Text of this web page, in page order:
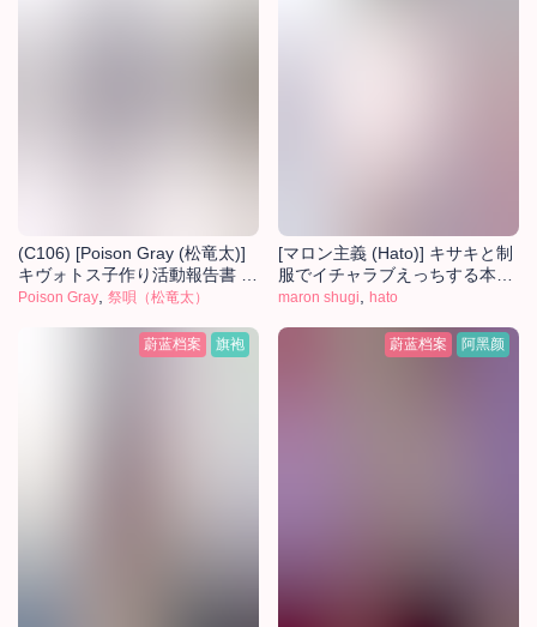
(C106) [Poison Gray (松竜太)]
キヴォトス子作り活動報告書 ブ
ルアカ子作り報告部 第4報 (ブ
Poison Gray 祭唄（松竜太）
[マロン主義 (Hato)] キサキと制
服でイチャラブえっちする本
(ブルーアーカイブ) [中国翻訳]
maron shugi hato
蔚蓝档案 旗袍 蔚蓝档案 阿黑颜